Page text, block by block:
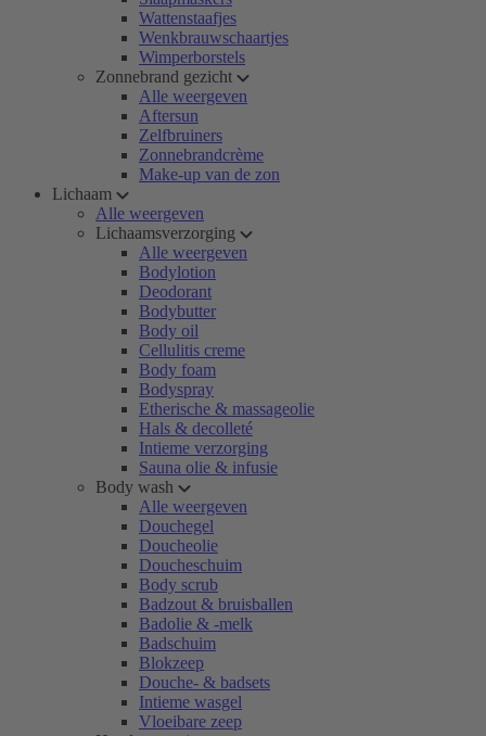
Wattenstaafjes
Wenkbrauwschaartjes
Wimperborstels
Zonnebrand gezicht
Alle weergeven
Aftersun
Zelfbruiners
Zonnebrandcrème
Make-up van de zon
Lichaam
Alle weergeven
Lichaamsverzorging
Alle weergeven
Bodylotion
Deodorant
Bodybutter
Body oil
Cellulitis creme
Body foam
Bodyspray
Etherische & massageolie
Hals & decolleté
Intieme verzorging
Sauna olie & infusie
Body wash
Alle weergeven
Douchegel
Doucheolie
Doucheschuim
Body scrub
Badzout & bruisballen
Badolie & -melk
Badschuim
Blokzeep
Douche- & badsets
Intieme wasgel
Vloeibare zeep